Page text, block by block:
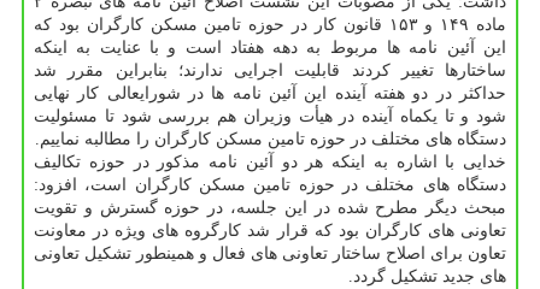
ماده ۱۴۹ و ۱۵۳ قانون كار در حوزه تامین مسكن كارگران بود كه
این آئین نامه ها مربوط به دهه هفتاد است و با عنایت به اینكه
ساختارها تغییر كردند قابلیت اجرایی ندارند؛ بنابراین مقرر شد
حداكثر در دو هفته آینده این آئین نامه ها در شورایعالی كار نهایی
شود و تا یكماه آینده در هیأت وزیران هم بررسی شود تا مسئولیت
دستگاه های مختلف در حوزه تامین مسكن كارگران را مطالبه نماییم.
خدایی با اشاره به اینكه هر دو آئین نامه مذكور در حوزه تكالیف
دستگاه های مختلف در حوزه تامین مسكن كارگران است، افزود:
مبحث دیگر مطرح شده در این جلسه، در حوزه گسترش و تقویت
تعاونی های كارگران بود كه قرار شد كارگروه های ویژه در معاونت
تعاون برای اصلاح ساختار تعاونی های فعال و همینطور تشكیل تعاونی
های جدید تشكیل گردد.